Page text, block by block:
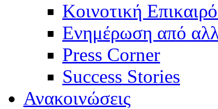
Κοινοτική
Ενημέρωση από
Press Corner
Success Stories
Ανακοινώσεις